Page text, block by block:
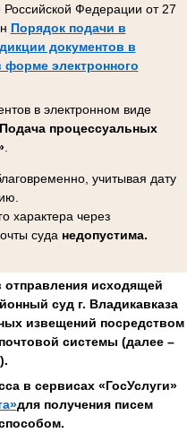
Федерации от 27
Порядок подачи в
документов в
форме электронного
в электронном виде
процессуальных
.
учитывая дату
характера через
суда недопустима.
отправления исходящей
суд г. Владикавказа
извещений посредством
системы (далее –
в сервисах «ГосУслуги»
для получения писем